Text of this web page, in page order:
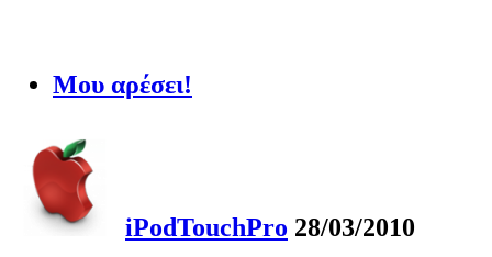
Μου αρέσει!
iPodTouchPro 28/03/2010